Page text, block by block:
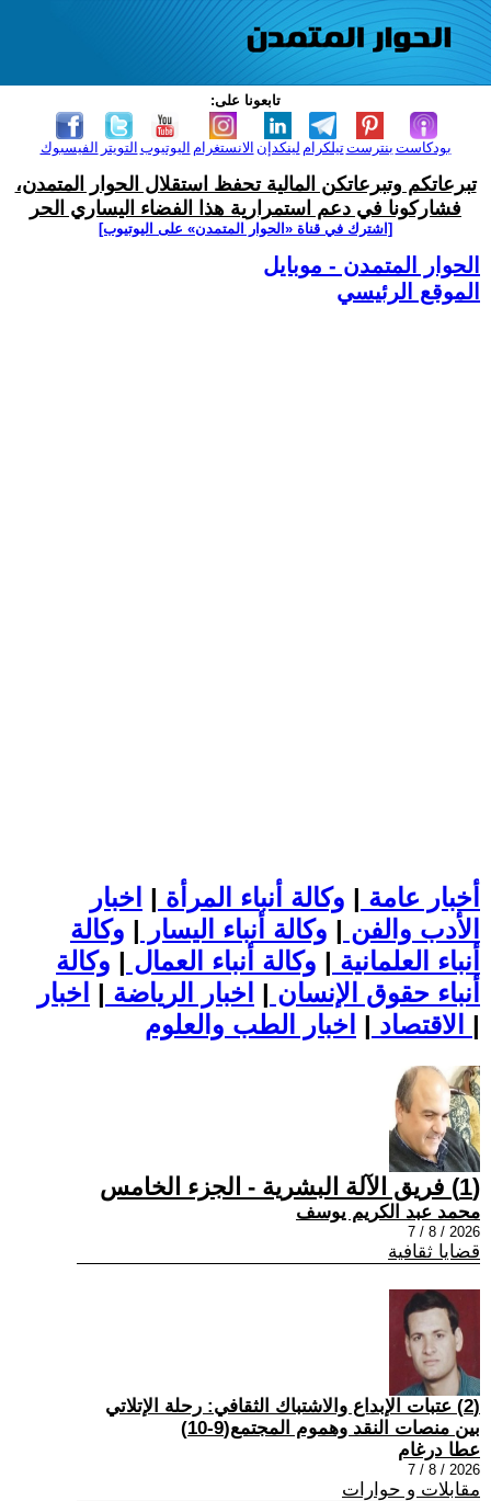
تابعونا على:
الفيسبوك التويتر اليوتيوب الانستغرام لينكدإن تيلكرامبنترست بودكاست
تبرعاتكم وتبرعاتكن المالية تحفظ استقلال الحوار المتمدن،
فشاركونا في دعم استمرارية هذا الفضاء اليساري الحر
[اشترك في قناة ‫«الحوار المتمدن» على اليوتيوب]
الحوار المتمدن - موبايل
الموقع الرئيسي
أخبار عامة | وكالة أنباء المرأة | اخبار
الأدب والفن | وكالة أنباء اليسار | وكالة
أنباء العلمانية | وكالة أنباء العمال | وكالة
أنباء حقوق الإنسان | اخبار الرياضة | اخبار
الاقتصاد | |
(1) فريق الآلة البشرية - الجزء الخامس
محمد عبد الكريم يوسف
2026 / 8 / 7
قضايا ثقافية
(2) عتبات الإبداع والاشتباك الثقافي: رحلة الإتلاتي
بين منصات النقد وهموم المجتمع(9-10)
عطا درغام
2026 / 8 / 7
مقابلات و حوارات